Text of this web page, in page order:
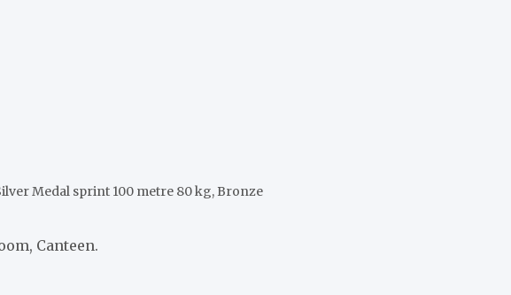
Medal sprint 100 metre 80 kg, Bronze
Canteen.